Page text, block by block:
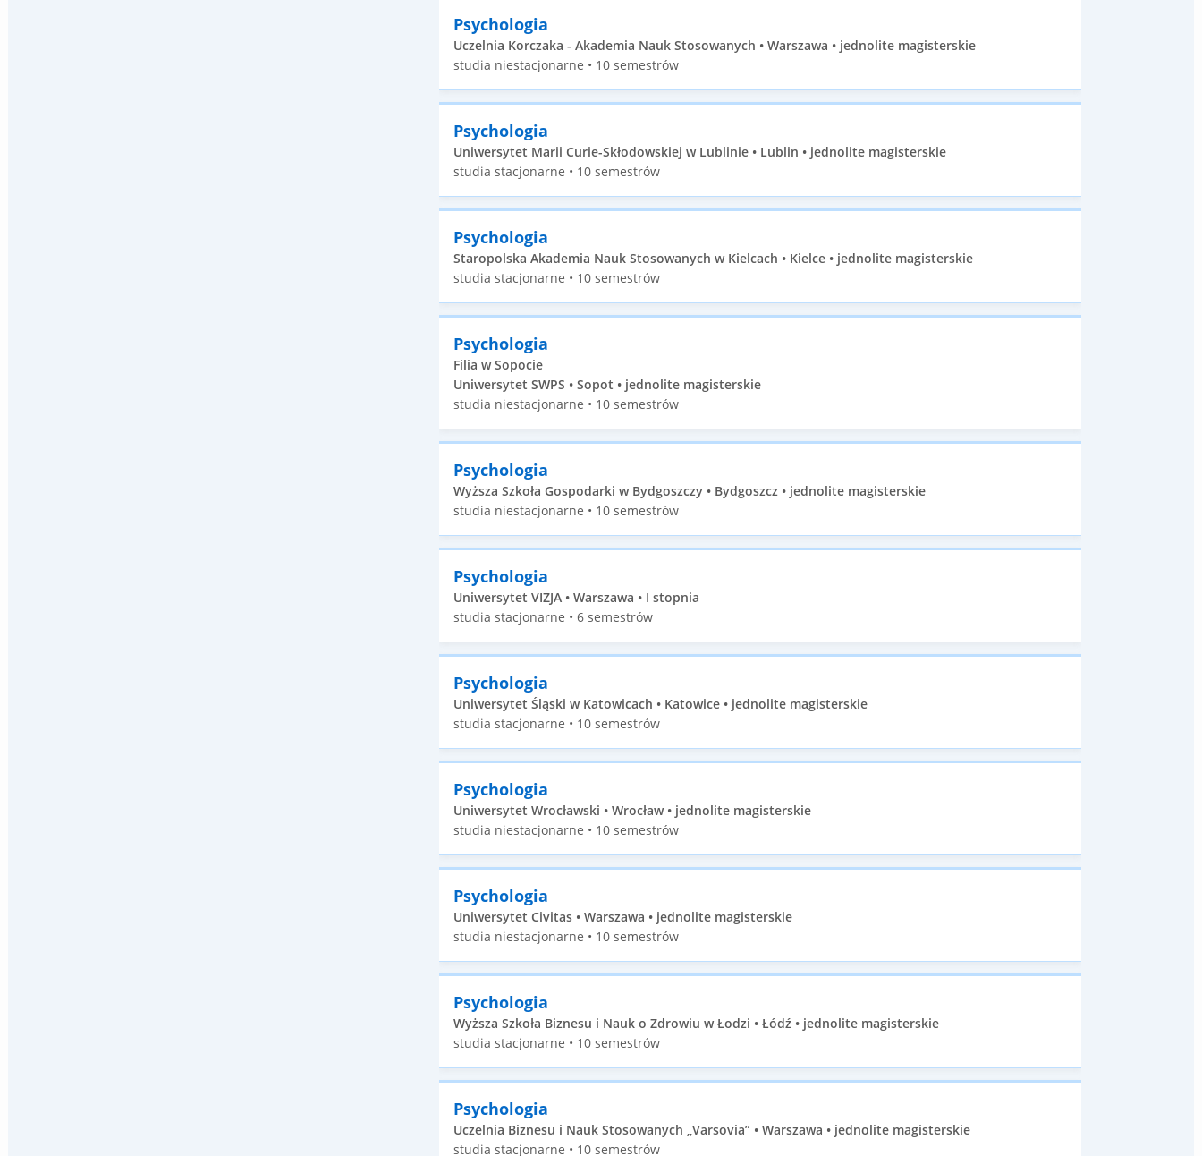
Psychologia
Uczelnia Korczaka - Akademia Nauk Stosowanych • Warszawa • jednolite magisterskie
studia niestacjonarne • 10 semestrów
Psychologia
Uniwersytet Marii Curie-Skłodowskiej w Lublinie • Lublin • jednolite magisterskie
studia stacjonarne • 10 semestrów
Psychologia
Staropolska Akademia Nauk Stosowanych w Kielcach • Kielce • jednolite magisterskie
studia stacjonarne • 10 semestrów
Psychologia
Filia w Sopocie
Uniwersytet SWPS • Sopot • jednolite magisterskie
studia niestacjonarne • 10 semestrów
Psychologia
Wyższa Szkoła Gospodarki w Bydgoszczy • Bydgoszcz • jednolite magisterskie
studia niestacjonarne • 10 semestrów
Psychologia
Uniwersytet VIZJA • Warszawa • I stopnia
studia stacjonarne • 6 semestrów
Psychologia
Uniwersytet Śląski w Katowicach • Katowice • jednolite magisterskie
studia stacjonarne • 10 semestrów
Psychologia
Uniwersytet Wrocławski • Wrocław • jednolite magisterskie
studia niestacjonarne • 10 semestrów
Psychologia
Uniwersytet Civitas • Warszawa • jednolite magisterskie
studia niestacjonarne • 10 semestrów
Psychologia
Wyższa Szkoła Biznesu i Nauk o Zdrowiu w Łodzi • Łódź • jednolite magisterskie
studia stacjonarne • 10 semestrów
Psychologia
Uczelnia Biznesu i Nauk Stosowanych „Varsovia” • Warszawa • jednolite magisterskie
studia stacjonarne • 10 semestrów